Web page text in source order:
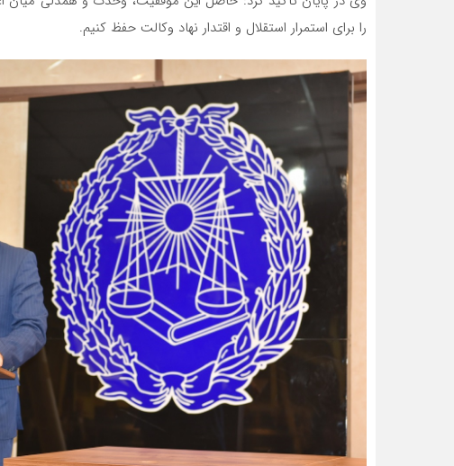
را برای استمرار استقلال و اقتدار نهاد وکالت حفظ کنیم.